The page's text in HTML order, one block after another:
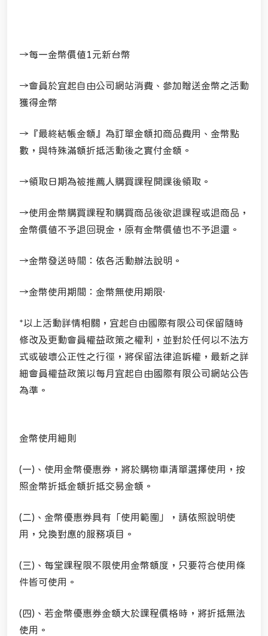
→每一金幣價值1元新台幣
→會員於宜起自由公司網站消費、參加贈送金幣之活動
獲得金幣
→『最終結帳金額』為訂單金額扣商品費用、金幣點
數，與特殊滿額折抵活動後之實付金額。
→領取日期為被推薦人購買課程開課後領取。
→使用金幣購買課程和購買商品後欲退課程或退商品，
金幣價值不予退回現金，原有金幣價值也不予退還。
→金幣發送時間：依各活動辦法說明。
→金幣使用期間：金幣無使用期限·
*以上活動詳情相關，宜起自由國際有限公司保留隨時
修改及更動會員權益政策之權利，並對於任何以不法方
式或破壞公正性之行徑，將保留法律追訴權，最新之詳
細會員權益政策以每月宜起自由國際有限公司網站公告
為準。
金幣使用細則
(一)、使用金幣優惠券，將於購物車清單選擇使用，按
照金幣折抵金額折抵交易金額。
(二)、金幣優惠券具有「使用範圍」，請依照說明使
用，兌換對應的服務項目。
(三)、每堂課程限不限使用金幣額度，只要符合使用條
件皆可使用。
(四)、若金幣優惠券金額大於課程價格時，將折抵無法
使用。